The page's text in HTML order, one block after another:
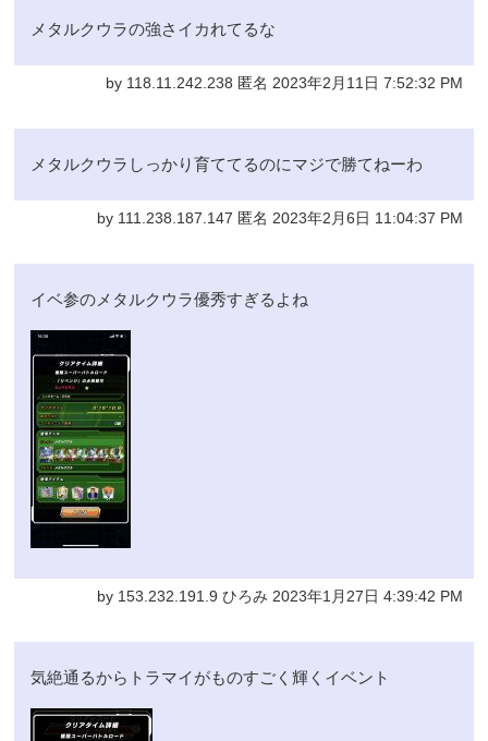
メタルクウラの強さイカれてるな
by 118.11.242.238 匿名 2023年2月11日 7:52:32 PM
メタルクウラしっかり育ててるのにマジで勝てねーわ
by 111.238.187.147 匿名 2023年2月6日 11:04:37 PM
イベ参のメタルクウラ優秀すぎるよね
by 153.232.191.9 ひろみ 2023年1月27日 4:39:42 PM
気絶通るからトラマイがものすごく輝くイベント